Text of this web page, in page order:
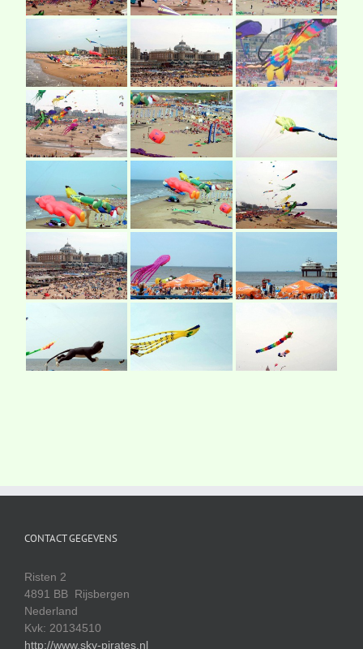
CONTACT GEGEVENS
Risten 2
4891 BB Rijsbergen
Nederland
Kvk: 20134510
http://www.sky-pirates.nl